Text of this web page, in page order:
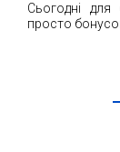
Сьогодні для
просто